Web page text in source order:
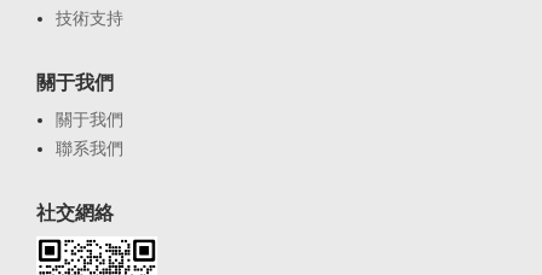
技術支持
關于我們
關于我們
聯系我們
社交網絡